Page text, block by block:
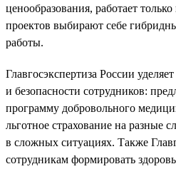
ценообразования, работает
проектов выбирают себе
работы.
Главгосэкспертиза России
и безопасности сотрудников:
программу добровольного
льготное страхование на разные
в сложных ситуациях. Также
сотрудникам формировать